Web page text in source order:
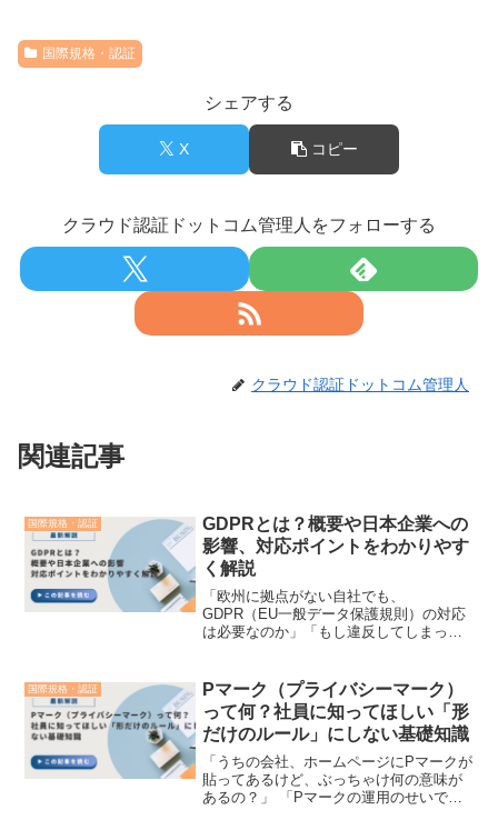
国際規格・認証
シェアする
X コピー
クラウド認証ドットコム管理人をフォローする
クラウド認証ドットコム管理人
関連記事
国際規格・認証
GDPRとは？概要や日本企業への
影響、対応ポイントをわかりやす
く解説
「欧州に拠点がない自社でも、
GDPR（EU一般データ保護規則）の対応
は必要なのか」「もし違反してしまった
及により、海外のお客様とデータをやり
取りする企業が増加する中で...
国際規格・認証
Pマーク（プライバシーマーク）
って何？社員に知ってほしい「形
だけのルール」にしない基礎知識
「うちの会社、ホームページにPマークが
貼ってあるけど、ぶっちゃけ何の意味が
あるの？」 「Pマークの運用のせいで、